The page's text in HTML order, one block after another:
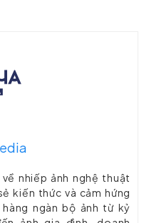
nhiếp ảnh nghệ thuật
kiến thức và cảm hứng
ngàn bộ ảnh từ kỷ